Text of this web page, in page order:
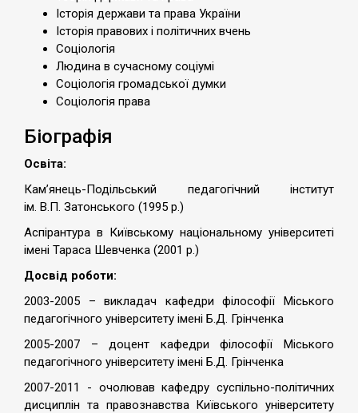
Історія держави та права України
Історія правових і політичних вчень
Соціологія
Людина в сучасному соціумі
Соціологія громадської думки
Соціологія права
Біографія
Освіта:
Кам’янець-Подільський педагогічний інститут
ім. В.П. Затонського (1995 р.)
Аспірантура в Київському національному університеті
імені Тараса Шевченка (2001 р.)
Досвід роботи:
2003-2005 – викладач кафедри філософії Міського
педагогічного університету імені Б.Д. Грінченка
2005-2007 – доцент кафедри філософії Міського
педагогічного університету імені Б.Д. Грінченка
2007-2011 - очолював кафедру суспільно-політичних
дисциплін та правознавства Київського університету